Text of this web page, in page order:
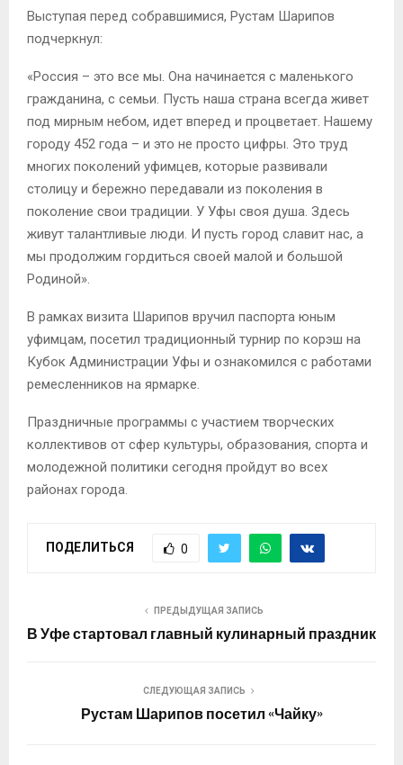
Выступая перед собравшимися, Рустам Шарипов
подчеркнул:
«Россия – это все мы. Она начинается с маленького
гражданина, с семьи. Пусть наша страна всегда живет
под мирным небом, идет вперед и процветает. Нашему
городу 452 года – и это не просто цифры. Это труд
многих поколений уфимцев, которые развивали
столицу и бережно передавали из поколения в
поколение свои традиции. У Уфы своя душа. Здесь
живут талантливые люди. И пусть город славит нас, а
мы продолжим гордиться своей малой и большой
Родиной».
В рамках визита Шарипов вручил паспорта юным
уфимцам, посетил традиционный турнир по корэш на
Кубок Администрации Уфы и ознакомился с работами
ремесленников на ярмарке.
Праздничные программы с участием творческих
коллективов от сфер культуры, образования, спорта и
молодежной политики сегодня пройдут во всех
районах города.
ПОДЕЛИТЬСЯ 0
ПРЕДЫДУЩАЯ ЗАПИСЬ
В Уфе стартовал главный кулинарный праздник
СЛЕДУЮЩАЯ ЗАПИСЬ
Рустам Шарипов посетил «Чайку»